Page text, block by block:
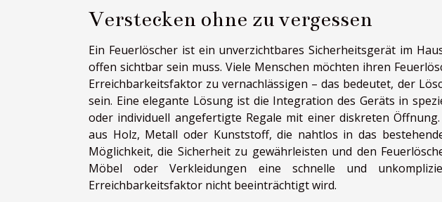
Verstecken ohne zu vergessen
Ein Feuerlöscher ist ein unverzichtbares Sicherheitsgerät im
offen sichtbar sein muss. Viele Menschen möchten ihren
Erreichbarkeitsfaktor zu vernachlässigen – das bedeutet, der
sein. Eine elegante Lösung ist die Integration des Geräts in
oder individuell angefertigte Regale mit einer diskreten
aus Holz, Metall oder Kunststoff, die nahtlos in das
Möglichkeit, die Sicherheit zu gewährleisten und den
Möbel oder Verkleidungen eine schnelle und
Erreichbarkeitsfaktor nicht beeinträchtigt wird.